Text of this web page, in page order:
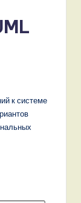
к системе